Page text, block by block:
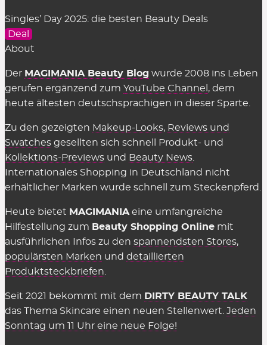
Singles’ Day 2025: die besten Beauty Deals
Deal
About
Der MAGIMANIA Beauty Blog wurde 2008 ins Leben
gerufen ergänzend zum YouTube Channel , dem
heute ältesten deutschsprachigen in dieser Sparte.
Zu den gezeigten Makeup-Looks, Reviews und
Swatches gesellten sich schnell Produkt- und
Kollektions-Previews und Beauty News
Internationales Shopping in Deutschland nicht
erhältlicher Marken wurde schnell zum Steckenpferd.
Heute bietet MAGIMANIA eine umfangreiche
Hilfestellung zum Beauty Shopping Online mit
ausführlichen Infos zu den spannendsten Stores,
populärsten Marken und detaillierten
Produktsteckbriefen
Seit 2021 bekommt mit dem DIRTY BEAUTY TALK
das Thema Skincare einen neuen Stellenwert. Jeden
Sonntag um 11 Uhr eine neue Folge!